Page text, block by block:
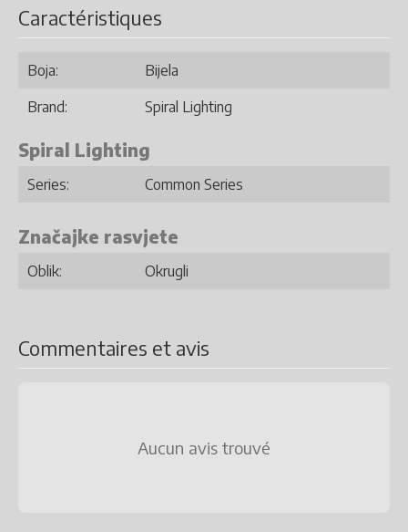
Caractéristiques
Boja:
Bijela
Brand:
Spiral Lighting
Spiral Lighting
Series: Common Series
Značajke rasvjete
Oblik: Okrugli
Commentaires et avis
Aucun avis trouvé